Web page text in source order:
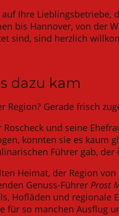
Ihre Lieblingsbetriebe,
bis Hannover, von der
sind, sind herzlich
dazu kam
Region? Gerade frisch
Roscheck und seine
konnten sie es kaum
Führer gab,
Heimat, der Region
Genuss-Führer Prost
Hofläden und regionale
für so manchen Ausflug